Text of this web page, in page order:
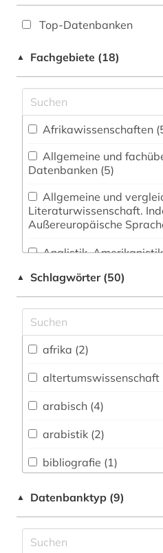
Top-Datenbanken
▲ Fachgebiete (18)
Datenbanken (5)
Literaturwissenschaft.
Archäologie (1)
Buch- und Bibliothekswesen,
Ethnologie (2)
Geschichte (6)
Medien- und Kommunikationswissenschaften,
▲ Schlagwörter (50)
afrika (2)
arabisch (4)
arabistik (2)
bibliografie (1)
bibliographie (2)
biografie (1)
▲ Datenbanktyp (9)